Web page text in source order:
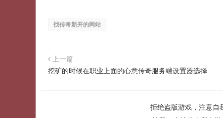
找传奇新开的网站
上一篇
挖矿的时候在职业上面的心意传奇服务端设置器选择
拒绝盗版游戏，注意自